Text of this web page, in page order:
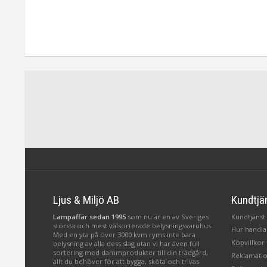
Ljus & Miljö AB
Lampaffär sedan 1995 som nu är en av Sveriges
största och mest välsorterade belysningsvaruhus.
Med en yta på över 3000 kvm ryms inte bara
belysning av alla dess slag utan vi har även full
sortering med dammprodukter till din trädgård,
allt du behöver för att bygga, sköta och trivas
Hur
Köpvillkor